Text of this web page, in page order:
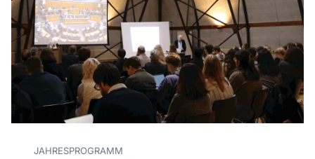
JAHRESPROGRAMM